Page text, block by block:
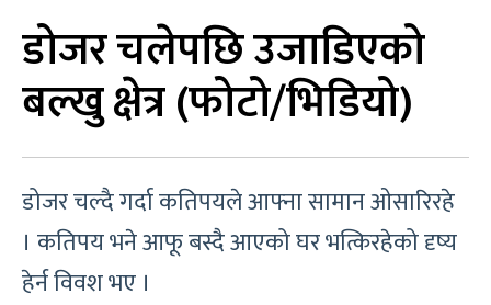
डोजर चलेपछि उजाडिएको
बल्खु क्षेत्र (फोटो/भिडियो)
डोजर चल्दै गर्दा कतिपयले आफ्ना सामान ओसारिरहे
। कतिपय भने आफू बस्दै आएको घर भत्किरहेको दृष्य
हेर्न विवश भए ।